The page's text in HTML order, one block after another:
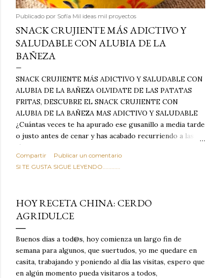
Publicado por Sofía Mil ideas mil proyectos
SNACK CRUJIENTE MÁS ADICTIVO Y
SALUDABLE CON ALUBIA DE LA
BAÑEZA
SNACK CRUJIENTE MÁS ADICTIVO Y SALUDABLE CON
ALUBIA DE LA BAÑEZA OLVIDATE DE LAS PATATAS
FRITAS, DESCUBRE EL SNACK CRUJIENTE CON
ALUBIA DE LA BAÑEZA MAS ADICTIVO Y SALUDABLE
¿Cuántas veces te ha apurado ese gusanillo a media tarde
o justo antes de cenar y has acabado recurriendo a las
típicas patatas de bolsa, frutos secos fritos o snacks
ultraprocesados llenos de grasas saturadas y sodio?
Todos hemos estado ahí. Sin embargo, cuidarse no tiene
satisface. Estas alubias crujientes al horno van a cambiar
por completo tu forma de ver las legumbres. Olvídate de
asociar las alubias únicamente a los guisos tradicionales y
copiosos de invierno. Con esta receta simple pero
revolucionaria, transformaremos un ingrediente tan
humilde como la alubia de La Bañeza en un snack ligero,
dorado, cargado de proteína y 100% natural. Es el
Compartir
Publicar un comentario
SI TE GUSTA SIGUE LEYENDO............
HOY RECETA CHINA: CERDO
AGRIDULCE
Buenos días a tod@s, hoy comienza un largo fin de
semana para algunos, que suertudos, yo me quedare en
casita, trabajando y poniendo al día las visitas, espero que
en algún momento pueda visitaros a todos,